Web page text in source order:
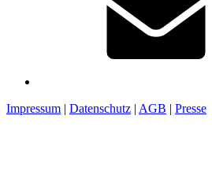
Impressum | Datenschutz | AGB | Presse